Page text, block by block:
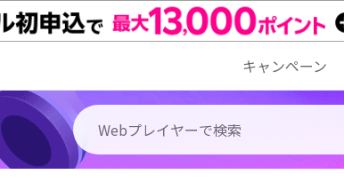
キャンペーン